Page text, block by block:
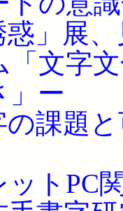
惑」展
「文字
」ー
の課題
トPC